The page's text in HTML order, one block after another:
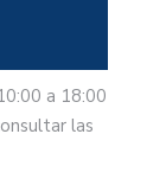
a 18:00
las